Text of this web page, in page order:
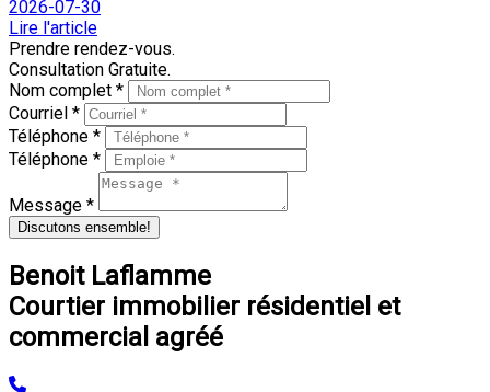
2026-07-30
Lire l'article
Prendre rendez-vous.
Consultation Gratuite.
Nom complet *
Courriel *
Téléphone *
Téléphone *
Message *
Discutons ensemble!
Benoit Laflamme
Courtier immobilier résidentiel et
commercial agréé